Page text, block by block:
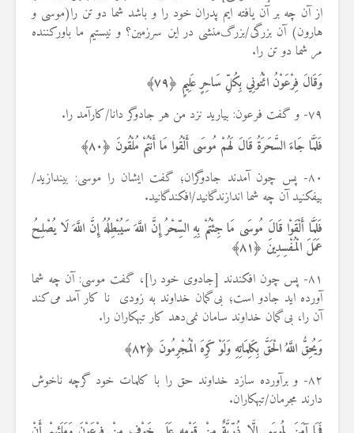
از آن چه بر آن یافته ایم پدران خود را و باشد شما دو تن را(موسی و
هارون) آن بزرگی/بزرگ‌منشی در این سرزمین؟ و نیستیم ما باورکننده
مر شما دو تن را.
وَقَالَ فِرْعَوْنُ ائْتُونِي بِكُلِّ سَاحِرٍ عَلِيمٍ ﴿۷۹﴾
۷۹- و گفت فرعون: بیارید نزد من هر جادوگر دانا/کارآمد را.
فَلَمَّا جَاءَ السَّحَرَةُ قَالَ لَهُمْ مُوسَى أَلْقُوا مَا أَنْتُمْ مُلْقُونَ ﴿۸۰﴾
۸۰- پس چون آمدند جادوگران؛ گفت ایشان را موسی: بیندازید/
بیفکنید آن چه شما اندازندگانید/افکندگانید.
فَلَمَّا أَلْقَوْا قَالَ مُوسَى مَا جِئْتُمْ بِهِ السِّحْرُ إِنَّ اللَّهَ سَيُبْطِلُهُ إِنَّ اللَّهَ لَا يُصْلِحُ
عَمَلَ الْمُفْسِدِينَ ﴿۸۱﴾
۸۱- پس چون افکندند [جادوی خود را]، گفت موسی: آن چه شما
آورده اید جادو است؛ بی‌گمان خداوند به زودی نا کار آمد می‌کند
آن را، بی‌گمان خداوند سامان نمی‌دهد کار تبهکاران را.
وَيُحِقُّ اللَّهُ الْحَقَّ بِكَلِمَاتِهِ وَلَوْ كَرِهَ الْمُجْرِمُونَ ﴿۸۲﴾
۸۲- و برآورده سازد خداوند حق را با کلمات خود گرچه ناخوش
دارند مجرمان/تبهکاران.